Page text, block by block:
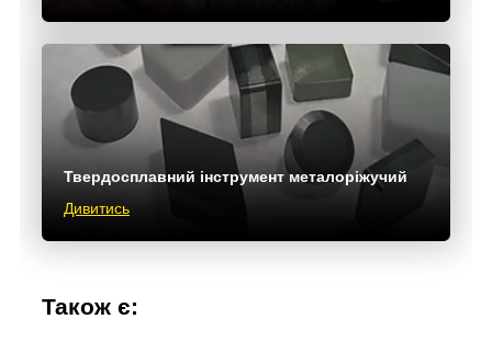
Твердосплавний інструмент металоріжучий
Дивитись
Також є: